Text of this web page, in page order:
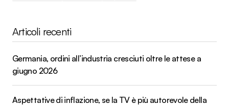
Articoli recenti
Germania, ordini all’industria cresciuti oltre le attese a
giugno 2026
Aspettative di inflazione, se la TV è più autorevole della